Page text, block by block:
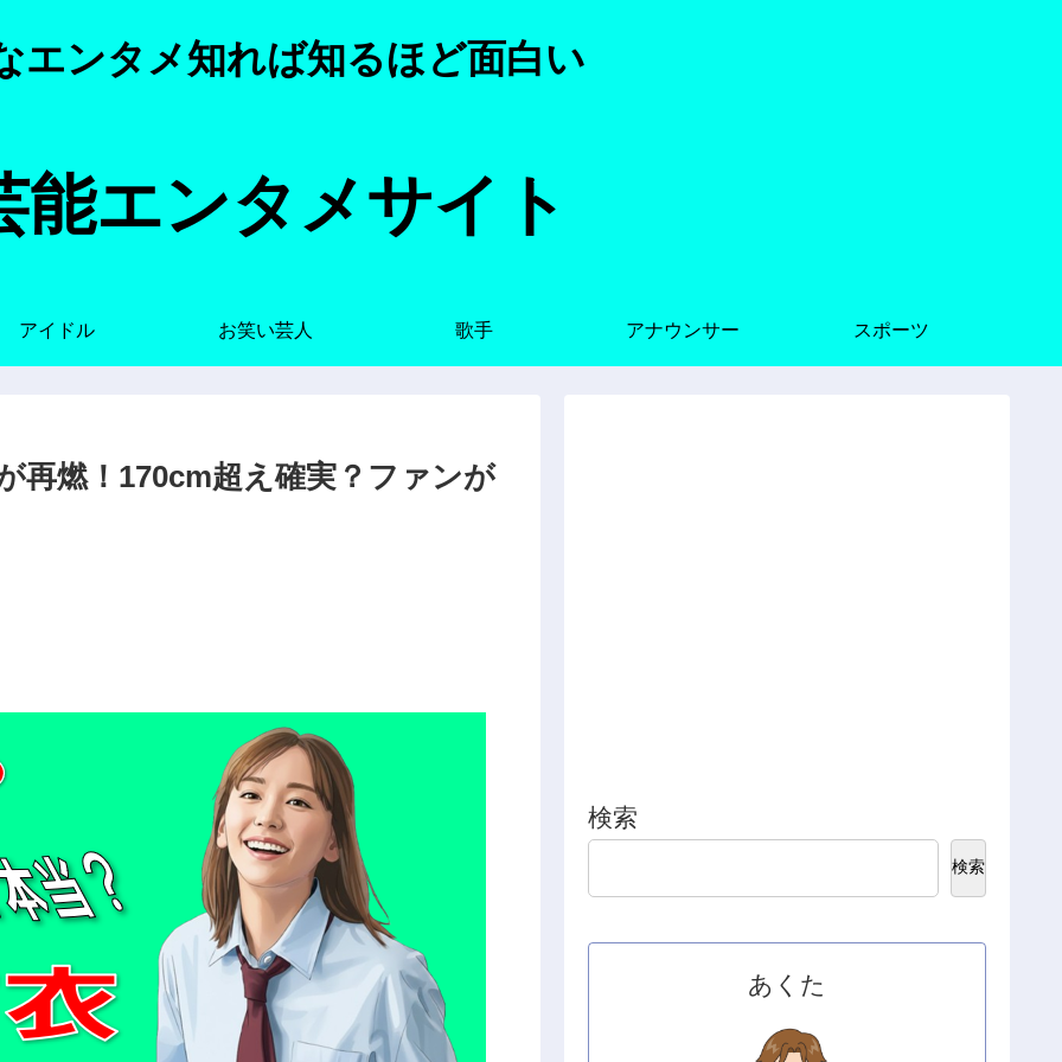
エンタメ知れば知るほど面白い
能エンタメサイト
アイドル お笑い芸人 歌手 アナウンサー スポーツ
再燃！170cm超え確実？ファンが
検索
検索
あくた